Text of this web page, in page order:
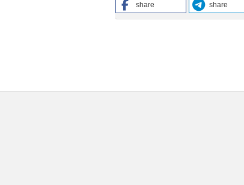
share share